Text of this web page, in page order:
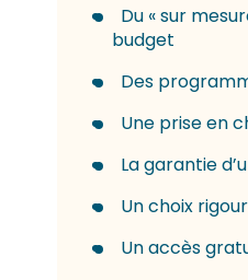
Du « sur
budget
Des
Une prise en
La garantie
Un choix
Un accès